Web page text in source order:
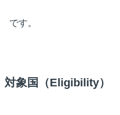
です。
対象国（Eligibility）